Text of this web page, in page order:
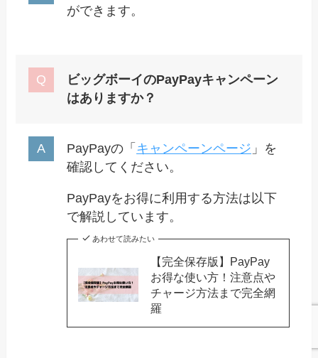
ができます。
ビッグボーイのPayPayキャンペーン
はありますか？
PayPayの「 キャンペーンページ 」を
確認してください。
PayPayをお得に利用する方法は以下
で解説しています。
あわせて読みたい
【完全保存版】PayPay
お得な使い方！注意点や
チャージ方法まで完全網
羅